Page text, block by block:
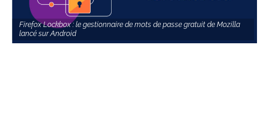
Firefox Lockbox : le gestionnaire de mots de passe gratuit de Mozilla
lancé sur Android